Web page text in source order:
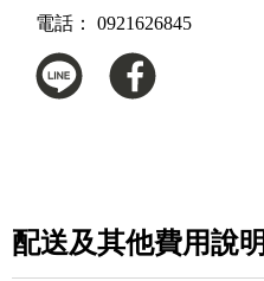
電話： 0921626845
配送及其他費用說明